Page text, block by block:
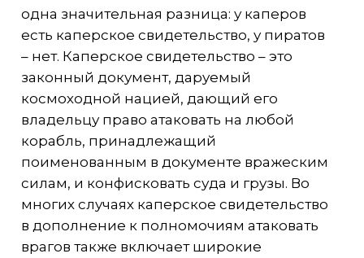
одна значительная разница: у каперов
есть каперское свидетельство, у пиратов
– нет. Каперское свидетельство – это
законный документ, даруемый
космоходной нацией, дающий его
владельцу право атаковать на любой
корабль, принадлежащий
поименованным в документе вражеским
силам, и конфисковать суда и грузы. Во
многих случаях каперское свидетельство
в дополнение к полномочиям атаковать
врагов также включает широкие